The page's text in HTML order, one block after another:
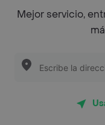
Categorías
Mejor servicio,